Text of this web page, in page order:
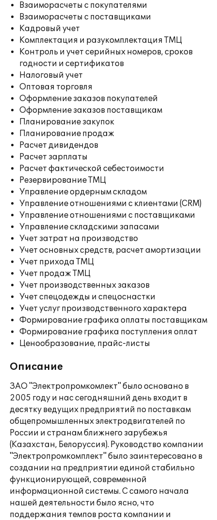
Взаиморасчеты с покупателями
Взаиморасчеты с поставщиками
Кадровый учет
Комплектация и разукомплектация ТМЦ
Контроль и учет серийных номеров, сроков
годности и сертификатов
Налоговый учет
Оптовая торговля
Оформление заказов покупателей
Оформление заказов поставщикам
Планирование закупок
Планирование продаж
Расчет дивидендов
Расчет зарплаты
Расчет фактической себестоимости
Резервирование ТМЦ
Управление ордерным складом
Управление отношениями с клиентами (CRM)
Управление отношениями с поставщиками
Управление складскими запасами
Учет затрат на производство
Учет основных средств, расчет амортизации
Учет прихода ТМЦ
Учет продаж ТМЦ
Учет производственных заказов
Учет спецодежды и спецоснастки
Учет услуг производственного характера
Формирование графика оплаты поставщикам
Формирование графика поступления оплат
Ценообразование, прайс-листы
Описание
ЗАО "Электропромкомлект" было основано в
2005 году и нас сегодняшний день входит в
десятку ведущих предприятий по поставкам
общепромышленных электродвигателей по
России и странам ближнего зарубежья
(Казахстан, Белоруссия). Руководство компании
"Электропромкомплект" было заинтересовано в
создании на предприятии единой стабильно
функционирующей, современной
информационной системы. С самого начала
нашей деятельности было ясно, что
поддержания темпов роста компании и